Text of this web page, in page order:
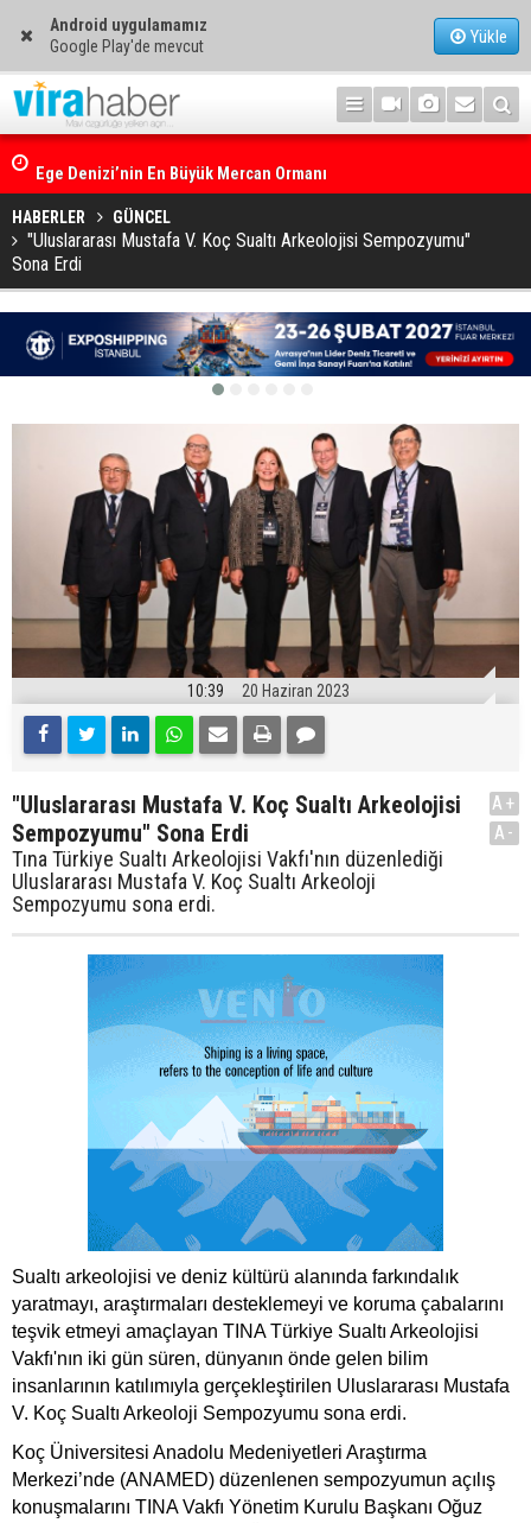
Android uygulamamız
Google Play'de mevcut
Yükle
Ege Denizi’nin En Büyük Mercan Ormanı
HABERLER GÜNCEL
"Uluslararası Mustafa V. Koç Sualtı Arkeolojisi Sempozyumu"
Sona Erdi
10:39 20 Haziran 2023
"Uluslararası Mustafa V. Koç Sualtı Arkeolojisi
Sempozyumu" Sona Erdi
Tına Türkiye Sualtı Arkeolojisi Vakfı'nın düzenlediği
Uluslararası Mustafa V. Koç Sualtı Arkeoloji
Sempozyumu sona erdi.
A+
A-
Sualtı arkeolojisi ve deniz kültürü alanında farkındalık
yaratmayı, araştırmaları desteklemeyi ve koruma çabalarını
teşvik etmeyi amaçlayan TINA Türkiye Sualtı Arkeolojisi
Vakfı'nın iki gün süren, dünyanın önde gelen bilim
insanlarının katılımıyla gerçekleştirilen Uluslararası Mustafa
V. Koç Sualtı Arkeoloji Sempozyumu sona erdi.
Koç Üniversitesi Anadolu Medeniyetleri Araştırma
Merkezi’nde (ANAMED) düzenlenen sempozyumun açılış
konuşmalarını TINA Vakfı Yönetim Kurulu Başkanı Oğuz